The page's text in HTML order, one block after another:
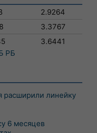
2.9264
3.3767
3.6441
РБ
расширили линейку
6 месяцев